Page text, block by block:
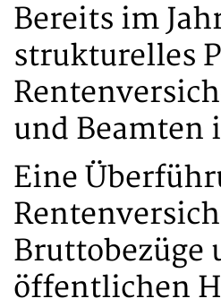
Bereits im
strukturelles
und Beamten
Eine
Bruttobezüge
öffentlichen